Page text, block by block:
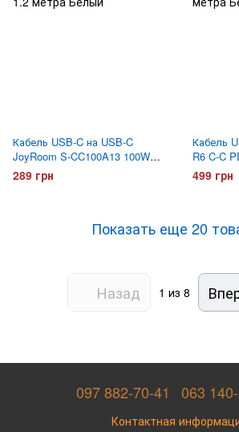
Кабель USB-C на USB-C
JoyRoom S-CC100A13 100W
1.2 метра Белый
289 грн
Кабель
R6 C-C
Белый
499 грн
Показать еще 20
Назад 1 из 8
097 882-70-41 063
Контактная